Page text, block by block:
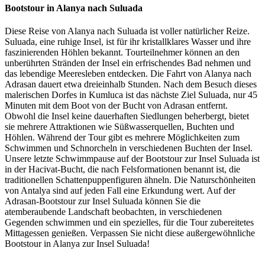
Bootstour in Alanya nach Suluada
Diese Reise von Alanya nach Suluada ist voller natürlicher Reize.
Suluada, eine ruhige Insel, ist für ihr kristallklares Wasser und ihre
faszinierenden Höhlen bekannt. Tourteilnehmer können an den
unberührten Stränden der Insel ein erfrischendes Bad nehmen und
das lebendige Meeresleben entdecken. Die Fahrt von Alanya nach
Adrasan dauert etwa dreieinhalb Stunden. Nach dem Besuch dieses
malerischen Dorfes in Kumluca ist das nächste Ziel Suluada, nur 45
Minuten mit dem Boot von der Bucht von Adrasan entfernt.
Obwohl die Insel keine dauerhaften Siedlungen beherbergt, bietet
sie mehrere Attraktionen wie Süßwasserquellen, Buchten und
Höhlen. Während der Tour gibt es mehrere Möglichkeiten zum
Schwimmen und Schnorcheln in verschiedenen Buchten der Insel.
Unsere letzte Schwimmpause auf der Bootstour zur Insel Suluada ist
in der Hacivat-Bucht, die nach Felsformationen benannt ist, die
traditionellen Schattenpuppenfiguren ähneln. Die Naturschönheiten
von Antalya sind auf jeden Fall eine Erkundung wert. Auf der
Adrasan-Bootstour zur Insel Suluada können Sie die
atemberaubende Landschaft beobachten, in verschiedenen
Gegenden schwimmen und ein spezielles, für die Tour zubereitetes
Mittagessen genießen. Verpassen Sie nicht diese außergewöhnliche
Bootstour in Alanya zur Insel Suluada!